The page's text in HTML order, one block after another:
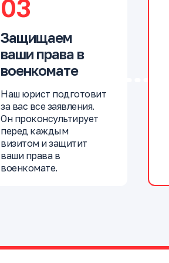
03
Защищаем
ваши права в
военкомате
Наш юрист подготовит
за вас все заявления.
Он проконсультирует
перед каждым
визитом и защитит
ваши права в
военкомате.